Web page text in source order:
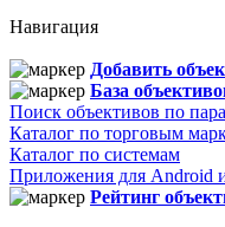
Навигация
Добавить
База
Поиск объективов по
Каталог по торговым
Каталог по системам
Приложения для Android
Рейтинг